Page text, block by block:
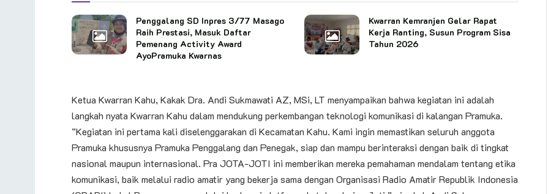
Penggalang SD Inpres 3/77 Masago
Raih Prestasi, Masuk Daftar
Pemenang Activity Award
AyoPramuka Kwarnas
Kwarran Kemranjen Gelar Rapat
Kerja Ranting, Susun Program Sisa
Tahun 2026
​Ketua Kwarran Kahu, Kakak Dra. Andi Sukmawati AZ, MSi, LT menyampaikan bahwa kegiatan ini adalah
langkah nyata Kwarran Kahu dalam mendukung perkembangan teknologi komunikasi di kalangan Pramuka.
​”Kegiatan ini pertama kali diselenggarakan di Kecamatan Kahu. Kami ingin memastikan seluruh anggota
Pramuka khususnya Pramuka Penggalang dan Penegak, siap dan mampu berinteraksi dengan baik di tingkat
nasional maupun internasional. Pra JOTA-JOTI ini memberikan mereka pemahaman mendalam tentang etika
komunikasi, baik melalui radio amatir yang bekerja sama dengan Organisasi Radio Amatir Republik Indonesia